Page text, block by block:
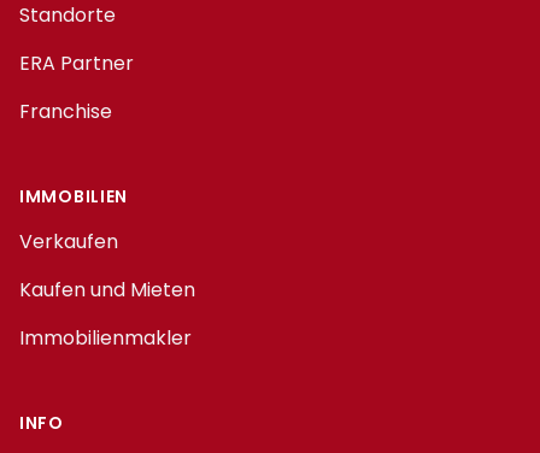
Standorte
ERA Partner
Franchise
IMMOBILIEN
Verkaufen
Kaufen und Mieten
Immobilienmakler
INFO